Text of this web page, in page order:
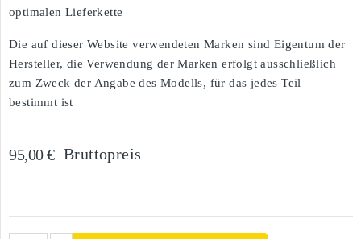
optimalen Lieferkette
Die auf dieser Website verwendeten Marken sind Eigentum der
Hersteller, die Verwendung der Marken erfolgt ausschließlich
zum Zweck der Angabe des Modells, für das jedes Teil
bestimmt ist
95,00 € Bruttopreis